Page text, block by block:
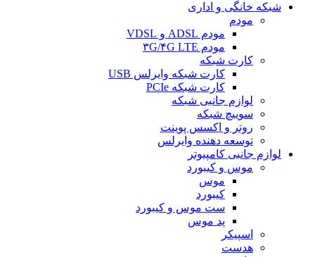
شبکه خانگی و اداری
مودم
مودم ADSL و VDSL
مودم ۳G/۴G LTE
کارت شبکه
کارت شبکه وایرلس USB
کارت شبکه PCIe
لوازم جانبی شبکه
سوییچ شبکه
روتر و اکسس پوینت
توسعه دهنده وایرلس
لوازم جانبی کامپیوتر
موس و کیبورد
موس
کیبورد
ست موس و کیبورد
پد موس
اسپیکر
هدست